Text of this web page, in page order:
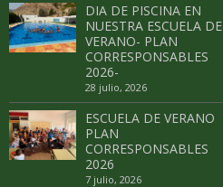
DIA DE PISCINA EN
NUESTRA ESCUELA DE
VERANO- PLAN
CORRESPONSABLES
2026-
28 julio, 2026
ESCUELA DE VERANO
PLAN
CORRESPONSABLES
2026
7 julio, 2026